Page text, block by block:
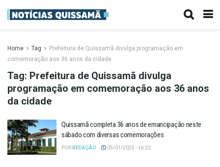
Home Tag
Prefeitura de Quissamã divulga programação em
comemoração aos 36 anos da cidade
Tag: Prefeitura de Quissamã divulga
programação em comemoração aos 36 anos
da cidade
Quissamã completa 36 anos de emancipação neste
sábado com diversas comemorações
POR REDAÇÃO 03/01/2025 - 16:22